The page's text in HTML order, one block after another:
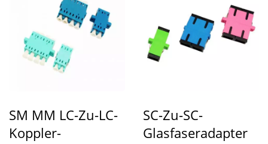
SM MM LC-Zu-LC-
Koppler-
SC-Zu-SC-
Glasfaseradapter